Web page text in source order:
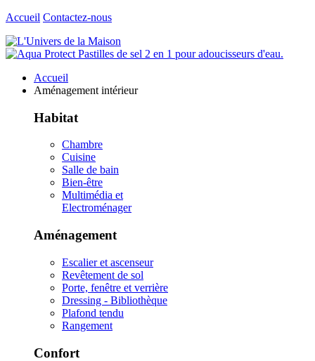
Accueil Contactez-nous
Accueil
Aménagement intérieur
Habitat
Chambre
Cuisine
Salle de bain
Bien-être
Multimédia et
Electroménager
Aménagement
Escalier et ascenseur
Revêtement de sol
Porte, fenêtre et verrière
Dressing - Bibliothèque
Plafond tendu
Rangement
Confort